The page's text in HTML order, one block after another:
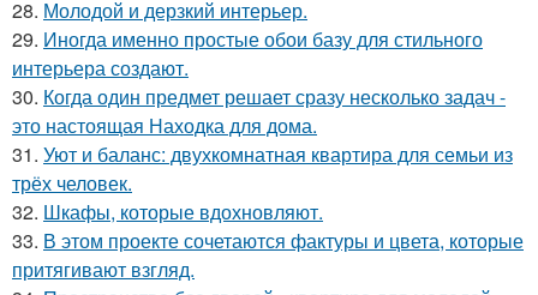
28. Молодой и дерзкий интерьер.
29. Иногда именно простые обои базу для стильного
интерьера создают.
30. Когда один предмет решает сразу несколько задач -
это настоящая Находка для дома.
31. Уют и баланс: двухкомнатная квартира для семьи из
трёх человек.
32. Шкафы, которые вдохновляют.
33. В этом проекте сочетаются фактуры и цвета, которые
притягивают взгляд.